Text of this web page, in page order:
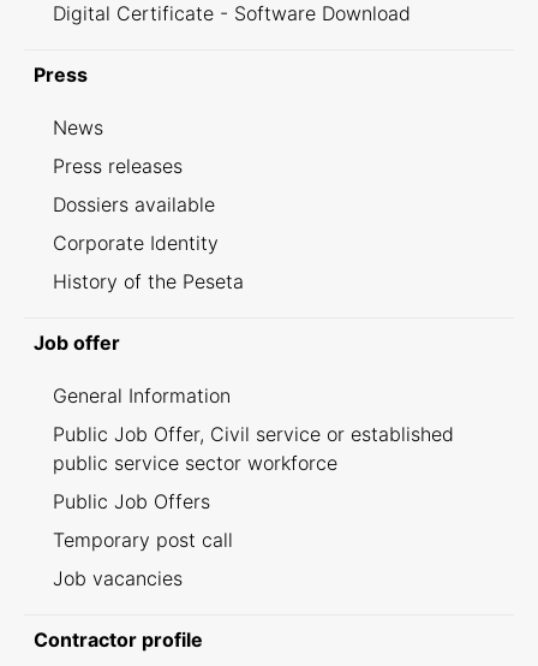
Digital Certificate - Software Download
Press
News
Press releases
Dossiers available
Corporate Identity
History of the Peseta
Job offer
General Information
Public Job Offer, Civil service or established
public service sector workforce
Public Job Offers
Temporary post call
Job vacancies
Contractor profile